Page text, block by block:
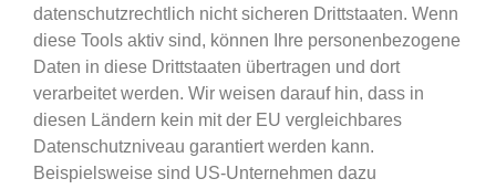
datenschutzrechtlich nicht sicheren Drittstaaten. Wenn
diese Tools aktiv sind, können Ihre personenbezogene
Daten in diese Drittstaaten übertragen und dort
verarbeitet werden. Wir weisen darauf hin, dass in
diesen Ländern kein mit der EU vergleichbares
Datenschutzniveau garantiert werden kann.
Beispielsweise sind US-Unternehmen dazu